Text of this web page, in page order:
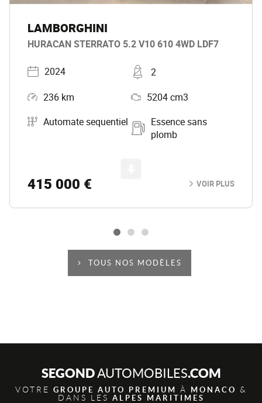
LAMBORGHINI
HURACAN STERRATO 5.2 V10 610 4WD LDF7
Année2024 Places2
Kilométrage
236 km Moteur5204 cm3
Boîte de vitesse
Automate sequentiel CarburantEssence sans
plomb
415 000 € VOIR PLUS
TOUS NOS MODÈLES
SEGONDAUTOMOBILES.COM
VOTRE GROUPE AUTO PREMIUM À MONACO &
DANS LES ALPES MARITIMES